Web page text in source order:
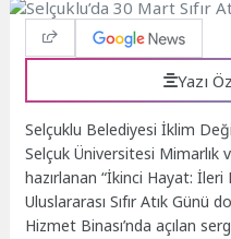
Yazı
Selçuklu Belediyesi İklim
Selçuk Üniversitesi Mimarlık
hazırlanan “İkinci Hayat: İleri
Uluslararası Sıfır Atık Günü
Hizmet Binası’nda açılan